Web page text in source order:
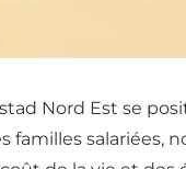
Nord Est se
familles salariées,